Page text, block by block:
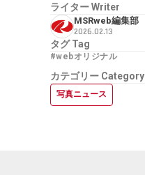
ライターWriter
MSRweb編集部
2026.02.13
タグTag
#webオリジナル
カテゴリー Category
写真ニュース